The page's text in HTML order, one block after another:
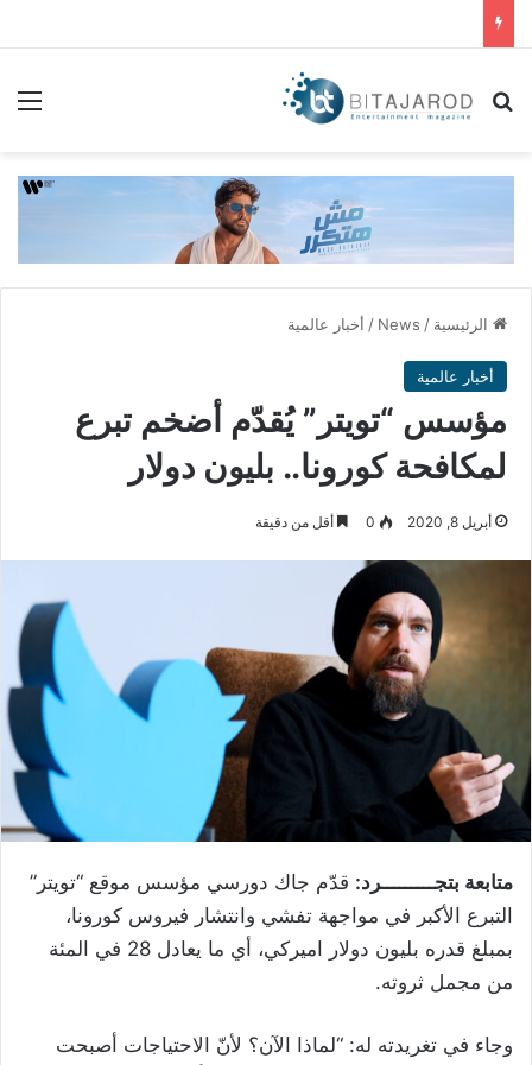
بحث عن
الرئيسية /
News
/ أخبار عالمية
أخبار عالمية
مؤسس “تويتر” يُقدّم أضخم تبرع
لمكافحة كورونا.. بليون دولار
أبريل 8, 2020 0 أقل من دقيقة
متابعة بتجـــــــــرد: قدّم جاك دورسي مؤسس موقع “تويتر”
التبرع الأكبر في مواجهة تفشي وانتشار فيروس كورونا،
بمبلغ قدره بليون دولار اميركي، أي ما يعادل 28 في المئة
من مجمل ثروته.
وجاء في تغريدته له: “لماذا الآن؟ لأنّ الاحتياجات أصبحت